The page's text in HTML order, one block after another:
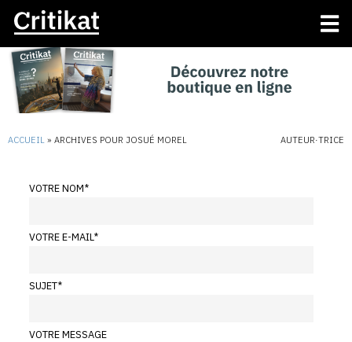
ACCUEIL » ARCHIVES POUR JOSUÉ MOREL AUTEUR·TRICE
VOTRE NOM*
VOTRE E-MAIL*
SUJET*
VOTRE MESSAGE